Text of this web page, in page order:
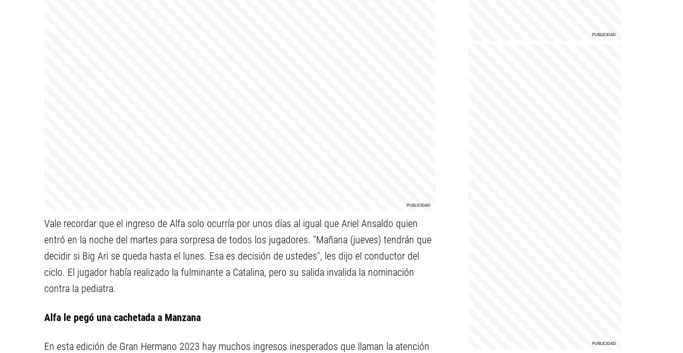
Vale recordar que el ingreso de Alfa solo ocurría por unos días al igual que Ariel Ansaldo quien
entró en la noche del martes para sorpresa de todos los jugadores. "Mañana (jueves) tendrán que
decidir si Big Ari se queda hasta el lunes. Esa es decisión de ustedes", les dijo el conductor del
ciclo. El jugador había realizado la fulminante a Catalina, pero su salida invalida la nominación
contra la pediatra.
Alfa le pegó una cachetada a Manzana
En esta edición de Gran Hermano 2023 hay muchos ingresos inesperados que llaman la atención